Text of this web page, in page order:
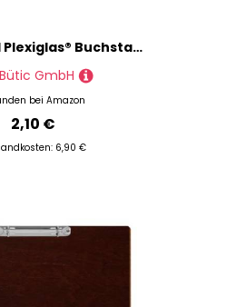
Bütic GmbH Plexiglas® Buchstaben schwarz - MT - 3mm Acrylglas Wunschtext/Schriftzug, Größe:Höhe 5cm, Buchstaben:großes L
Bütic GmbH
bei Amazon
2,10 €
6,90 €